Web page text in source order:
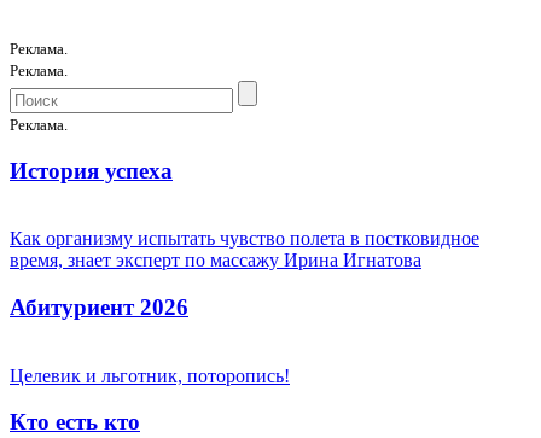
Реклама.
Реклама.
Реклама.
История успеха
Как организму испытать чувство полета в постковидное
время, знает эксперт по массажу Ирина Игнатова
Абитуриент 2026
Целевик и льготник, поторопись!
Кто есть кто